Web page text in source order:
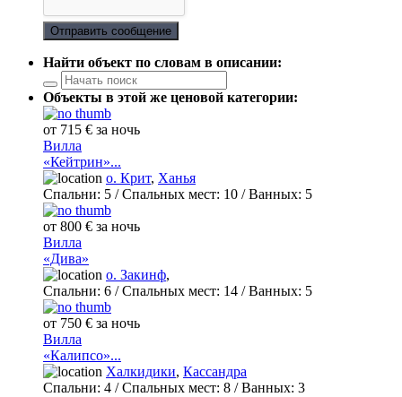
Отправить сообщение
Найти объект по словам в описании:
Объекты в этой же ценовой категории:
от 715 € за ночь
Вилла
«Кейтрин»...
о. Крит, Ханья
Спальни: 5 / Спальных мест: 10 /Ванных: 5
от 800 € за ночь
Вилла
«Дива»
о. Закинф,
Спальни: 6 / Спальных мест: 14 /Ванных: 5
от 750 € за ночь
Вилла
«Калипсо»...
Халкидики, Кассандра
Спальни: 4 / Спальных мест: 8 /Ванных: 3